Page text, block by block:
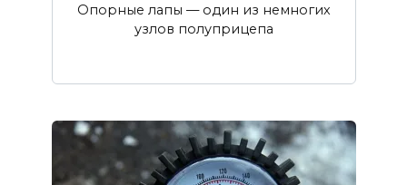
Опорные лапы — один из немногих
узлов полуприцепа